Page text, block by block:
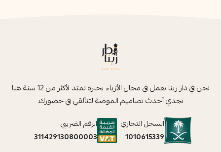
نحن في دار رينا نعمل في مجال الأزياء بخبرة تمتد لأكثر من 12 سنة هنا
تجدي أحدث تصاميم الموضة لتتألقي في حضورك.
السجل التجاري
1010615339
الرقم الضريبي
311429130800003